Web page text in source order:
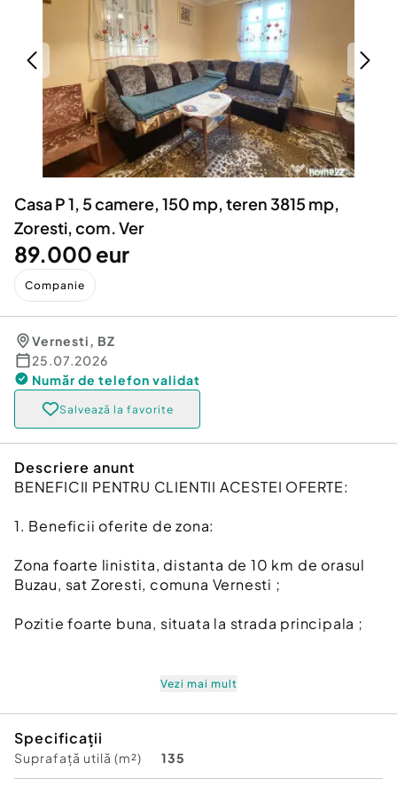
Animale de companie
Afaceri și echipamente profesionale
Inchiriere Bunuri si Vehicule
Utilaje agricole si industriale
Piese auto si accesorii
Dacia Duster
Casa P 1, 5 camere, 150 mp, teren 3815 mp,
Zoresti, com. Ver
89.000 eur
Companie
Vernesti, BZ
25.07.2026
Număr de telefon validat
Salvează la favorite
Descriere anunt
BENEFICII PENTRU CLIENTII ACESTEI OFERTE:
1. Beneficii oferite de zona:
Zona foarte linistita, distanta de 10 km de orasul
Buzau, sat Zoresti, comuna Vernesti ;
Pozitie foarte buna, situata la strada principala ;
Casa tip P 1, amprenta de 150 mp, constructie din
caramida, compusa din :
Vezi mai mult
Specificații
Suprafață utilă (m²) 135